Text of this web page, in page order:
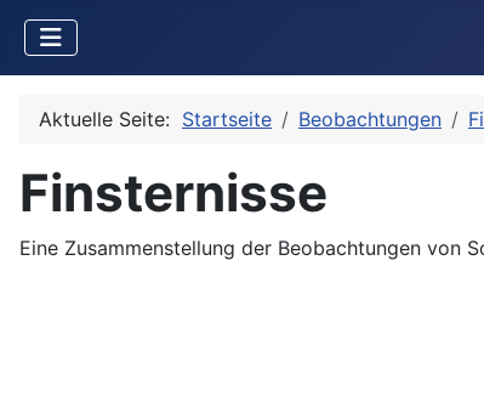
Aktuelle Seite: Startseite Beobachtungen
Finsternisse
Eine Zusammenstellung der Beobachtungen von